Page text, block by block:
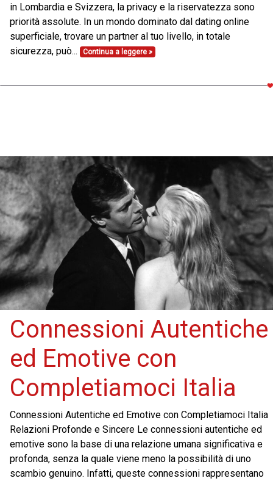
in Lombardia e Svizzera, la privacy e la riservatezza sono
priorità assolute. In un mondo dominato dal dating online
superficiale, trovare un partner al tuo livello, in totale
sicurezza, può...
Continua a leggere »
Connessioni Autentiche
ed Emotive con
Completiamoci Italia
Connessioni Autentiche ed Emotive con Completiamoci Italia
Relazioni Profonde e Sincere Le connessioni autentiche ed
emotive sono la base di una relazione umana significativa e
profonda, senza la quale viene meno la possibilità di uno
scambio genuino. Infatti, queste connessioni rappresentano